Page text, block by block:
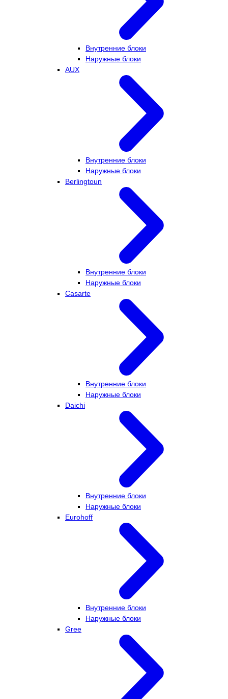
Внутренние блоки
Наружные блоки
AUX
Внутренние блоки
Наружные блоки
Berlingtoun
Внутренние блоки
Наружные блоки
Casarte
Внутренние блоки
Наружные блоки
Daichi
Внутренние блоки
Наружные блоки
Eurohoff
Внутренние блоки
Наружные блоки
Gree